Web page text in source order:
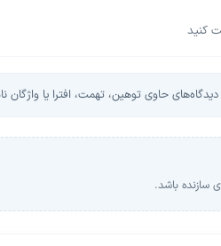
کنید
حاوی توهین، تهمت، افترا یا واژگان
باشد.